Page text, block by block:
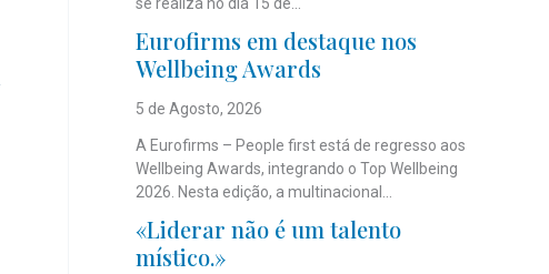
se realiza no dia 15 de...
Eurofirms em destaque nos
Wellbeing Awards
5 de Agosto, 2026
A Eurofirms – People first está de regresso aos
Wellbeing Awards, integrando o Top Wellbeing
2026. Nesta edição, a multinacional...
«Liderar não é um talento
místico.»